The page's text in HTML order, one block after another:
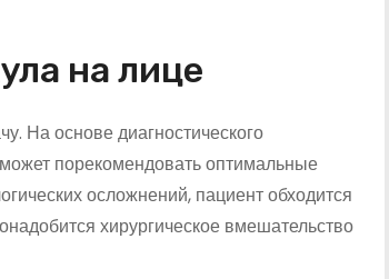
на лице
На основе диагностического
порекомендовать оптимальные
осложнений, пациент обходится
хирургическое вмешательство